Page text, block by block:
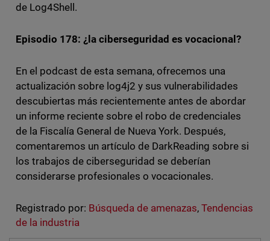
de Log4Shell.
Episodio 178: ¿la ciberseguridad es vocacional?
En el podcast de esta semana, ofrecemos una
actualización sobre log4j2 y sus vulnerabilidades
descubiertas más recientemente antes de abordar
un informe reciente sobre el robo de credenciales
de la Fiscalía General de Nueva York. Después,
comentaremos un artículo de DarkReading sobre si
los trabajos de ciberseguridad se deberían
considerarse profesionales o vocacionales.
Registrado por: Búsqueda de amenazas,Tendencias
de la industria